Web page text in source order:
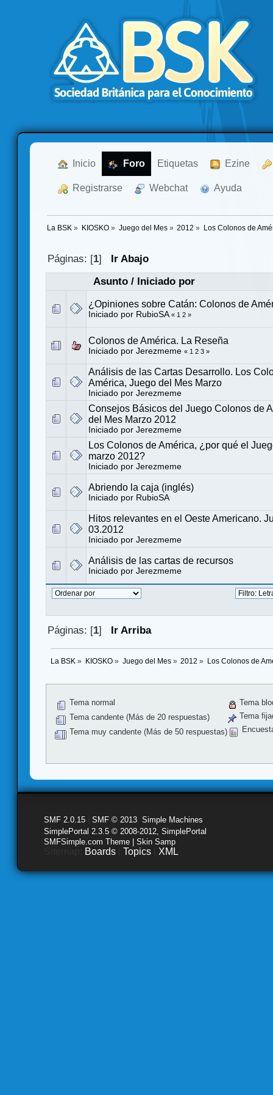
Inicio Foro Etiquetas Ezine
Registrarse Webchat Ayuda
La BSK » KIOSKO» Juego del Mes» 2012 » Los Colonos de
Páginas: [1]
Ir Abajo
Asunto/ Iniciado por
¿Opiniones sobre Catán: Colonos de
Iniciado por RubioSA « 1 2 »
Colonos de América. La Reseña
Iniciado por Jerezmeme « 1 2 3 »
Análisis de las Cartas Desarrollo. Los
América, Juego del Mes Marzo
Iniciado por Jerezmeme
Consejos Básicos del Juego Colonos de
del Mes Marzo 2012
Iniciado por Jerezmeme
Los Colonos de América, ¿por qué el
marzo 2012?
Iniciado por Jerezmeme
Abriendo la caja (inglés)
Iniciado por RubioSA
Hitos relevantes en el Oeste Americano.
03.2012
Iniciado por Jerezmeme
Análisis de las cartas de recursos
Iniciado por Jerezmeme
Páginas: [1] Ir Arriba
La BSK » KIOSKO» Juego del Mes» 2012 » Los Colonos de
Tema normal
Tema candente (Más de 20 respuestas)
Tema muy candente (Más de 50 respuestas)
Tema
Tema
SMF 2.0.15 SMF © 2013 Simple Machines
SimplePortal 2.3.5 © 2008-2012, SimplePortal
SMFSimple.com Theme | Skin Samp
Boards Topics XML